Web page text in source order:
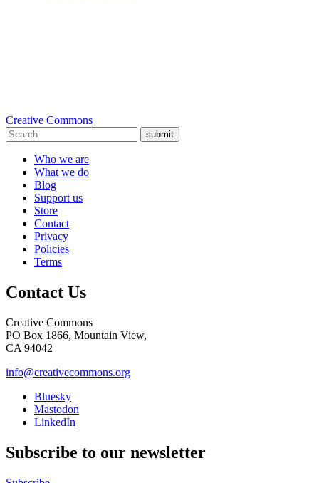
Creative Commons
submit
Who we are
What we do
Blog
Support us
Store
Contact
Privacy
Policies
Terms
Contact Us
Creative Commons
PO Box 1866, Mountain View,
CA 94042
info@creativecommons.org
Bluesky
Mastodon
LinkedIn
Subscribe to our newsletter